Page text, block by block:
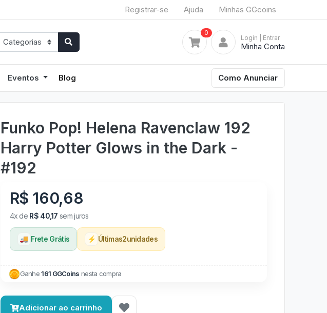
Registrar-se Ajuda Minhas GGcoins
0
Login | Entrar
Minha Conta
Eventos Blog Como Anunciar
Funko Pop! Helena Ravenclaw 192
Harry Potter Glows in the Dark -
#192
R$ 160,68
4x de R$ 40,17 sem juros
🚚 Frete Grátis ⚡ Últimas2unidades
Ganhe161 GGCoins nesta compra
Adicionar ao carrinho